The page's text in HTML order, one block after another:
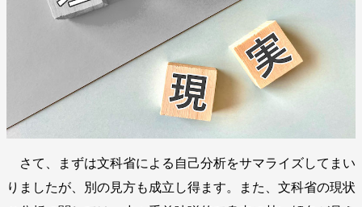
さて、まずは文科省による自己分析をサマライズしてまい
りましたが、別の見方も成立し得ます。また、文科省の現状